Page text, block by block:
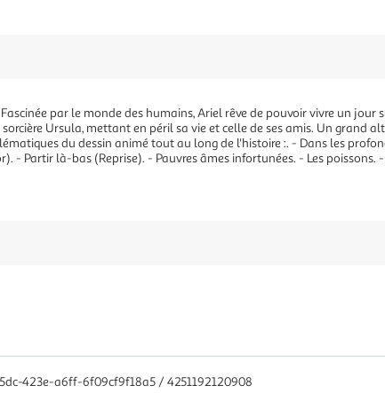
par le monde des humains, Ariel rêve de pouvoir vivre un jour
Ursula, mettant en péril sa vie et celle de ses amis. Un grand
du dessin animé tout au long de l'histoire :. - Dans les
- Partir là-bas (Reprise). - Pauvres âmes infortunées. - Les poissons.
423e-a6ff-6f09cf9f18a5 / 4251192120908